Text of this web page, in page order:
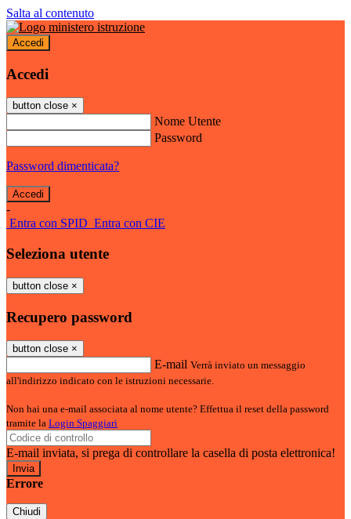
Salta al contenuto
Accedi
Accedi
button close ×
Nome Utente
Password
Password dimenticata?
-
Entra con SPID Entra con CIE
Seleziona utente
button close ×
Recupero password
button close ×
E-mail Verrà inviato un messaggio
all'indirizzo indicato con le istruzioni necessarie.
Non hai una e-mail associata al nome utente? Effettua il reset della password
tramite la Login Spaggiari
E-mail inviata, si prega di controllare la casella di posta elettronica!
Errore
Chiudi